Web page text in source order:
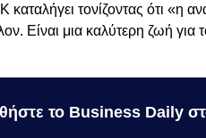
τονίζοντας ότι «η
Είναι μια καλύτερη ζωή για
το Business Daily